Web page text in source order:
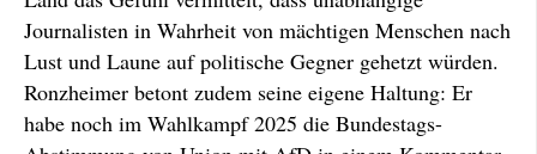
Journalisten in Wahrheit von mächtigen Menschen nach
Lust und Laune auf politische Gegner gehetzt würden.
Ronzheimer betont zudem seine eigene Haltung: Er
habe noch im Wahlkampf 2025 die Bundestags-